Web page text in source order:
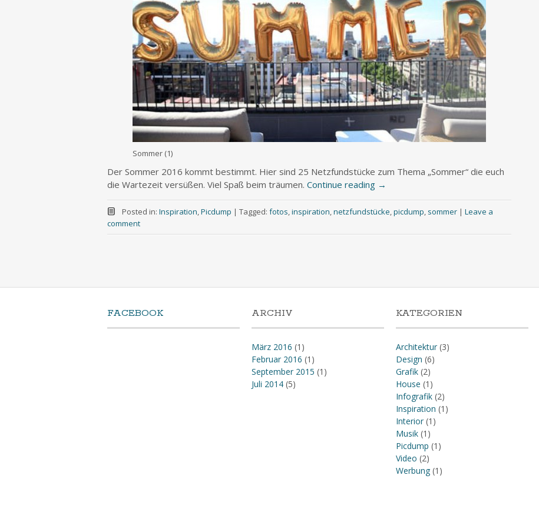
Sommer (1)
Der Sommer 2016 kommt bestimmt. Hier sind 25 Netzfundstücke zum Thema „Sommer“ die euch
die Wartezeit versüßen. Viel Spaß beim träumen. Continue reading →
Posted in: Inspiration,Picdump | Tagged: fotos,inspiration,netzfundstücke,picdump, sommer | Leave a
comment
FACEBOOK ARCHIV
März 2016 (1)
Februar 2016 (1)
September 2015 (1)
Juli 2014 (5)
KATEGORIEN
Architektur (3)
Design (6)
Grafik (2)
House (1)
Infografik (2)
Inspiration (1)
Interior (1)
Musik (1)
Picdump (1)
Video (2)
Werbung (1)